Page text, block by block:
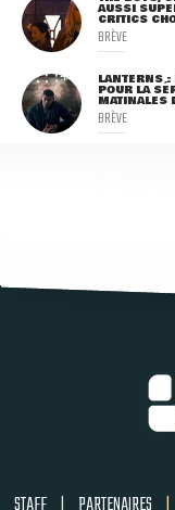
AUSSI
CRITICS
BRÈVE
LANTERNS :
POUR LA
MATINALES
BRÈVE